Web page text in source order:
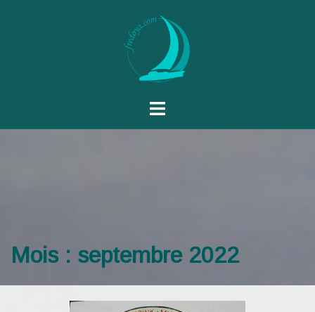
Mois : septembre 2022